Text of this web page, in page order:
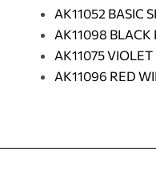
AK11052 BASIC
AK11098 BLACK
AK11075 VIOLET
AK11096 RED